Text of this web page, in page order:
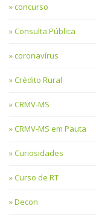
concurso
Consulta Pública
coronavírus
Crédito Rural
CRMV-MS
CRMV-MS em Pauta
Curiosidades
Curso de RT
Decon